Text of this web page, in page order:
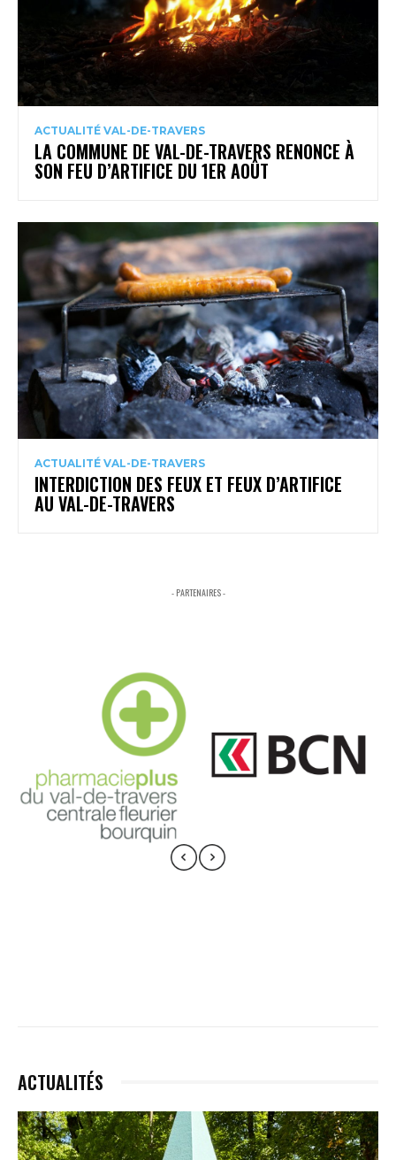
ACTUALITÉ VAL-DE-TRAVERS
LA COMMUNE DE VAL-DE-TRAVERS RENONCE À
SON FEU D’ARTIFICE DU 1ER AOÛT
ACTUALITÉ VAL-DE-TRAVERS
INTERDICTION DES FEUX ET FEUX D’ARTIFICE
AU VAL-DE-TRAVERS
- PARTENAIRES -
ACTUALITÉS